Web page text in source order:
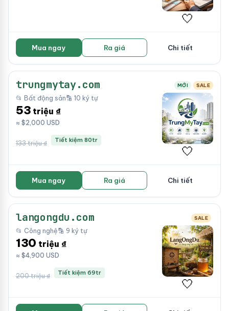
🤍
Mua ngay Ra giá Chi tiết
trungmytay.com MỚI SALE
📂 Bất động sản🔡 10 ký tự
53 triệu ₫
≈ $2,000 USD
133 triệu ₫ Tiết kiệm 80tr
🤍
Mua ngay Ra giá Chi tiết
langongdu.com SALE
📂 Công nghệ🔡 9 ký tự
130 triệu ₫
≈ $4,900 USD
200 triệu ₫ Tiết kiệm 69tr
🤍